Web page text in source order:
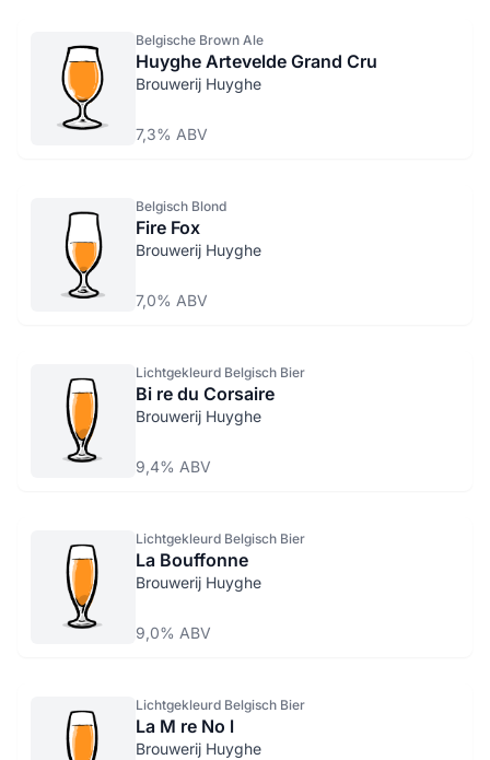
Belgische Brown Ale
Huyghe Artevelde Grand Cru
Brouwerij Huyghe
7,3% ABV
Belgisch Blond
Fire Fox
Brouwerij Huyghe
7,0% ABV
Lichtgekleurd Belgisch Bier
Bi re du Corsaire
Brouwerij Huyghe
9,4% ABV
Lichtgekleurd Belgisch Bier
La Bouffonne
Brouwerij Huyghe
9,0% ABV
Lichtgekleurd Belgisch Bier
La M re No l
Brouwerij Huyghe